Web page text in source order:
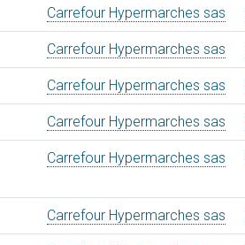
Carrefour Hypermarches sas
Carrefour Hypermarches sas
Carrefour Hypermarches sas
Carrefour Hypermarches sas
Carrefour Hypermarches sas
Carrefour Hypermarches sas